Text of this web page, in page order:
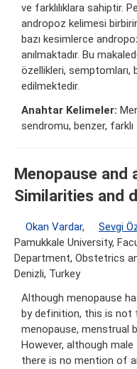
ve farklılıklara sahiptir.
andropoz kelimesi
bazı kesimlerce
anılmaktadır. Bu
özellikleri, semptomları,
edilmektedir.
Anahtar Kelimeler:
sendromu, benzer, farklı
Menopause and
Similarities and
Okan Vardar, Sevgi
Pamukkale University,
Department, Obstetrics
Denizli, Turkey
Although menopause
by definition, this is not
menopause, menstrual
However, although
there is no mention of